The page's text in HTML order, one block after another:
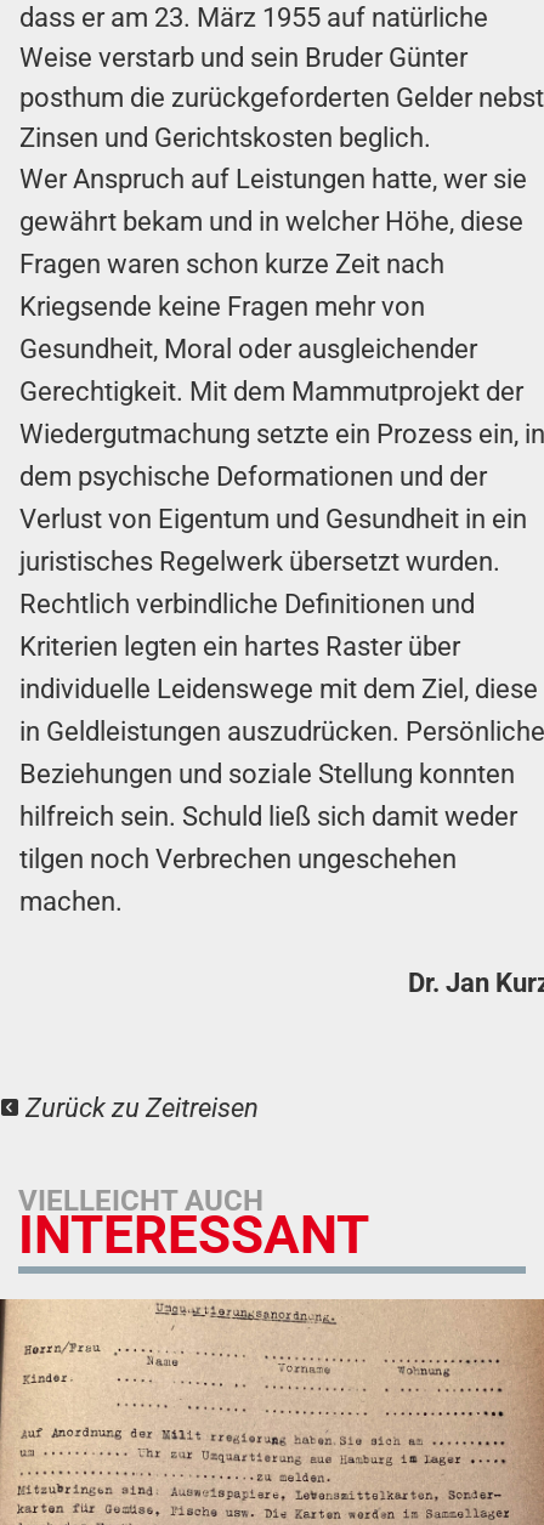
dass er am 23. März 1955 auf natürliche
Weise verstarb und sein Bruder Günter
posthum die zurückgeforderten Gelder nebst
Zinsen und Gerichtskosten beglich.
Wer Anspruch auf Leistungen hatte, wer sie
gewährt bekam und in welcher Höhe, diese
Fragen waren schon kurze Zeit nach
Kriegsende keine Fragen mehr von
Gesundheit, Moral oder ausgleichender
Gerechtigkeit. Mit dem Mammutprojekt der
Wiedergutmachung setzte ein Prozess ein, in
dem psychische Deformationen und der
Verlust von Eigentum und Gesundheit in ein
juristisches Regelwerk übersetzt wurden.
Rechtlich verbindliche Definitionen und
Kriterien legten ein hartes Raster über
individuelle Leidenswege mit dem Ziel, diese
in Geldleistungen auszudrücken. Persönliche
Beziehungen und soziale Stellung konnten
hilfreich sein. Schuld ließ sich damit weder
tilgen noch Verbrechen ungeschehen
machen.
Dr. Jan
Zurück zu Zeitreisen
VIELLEICHT AUCH
INTERESSANT